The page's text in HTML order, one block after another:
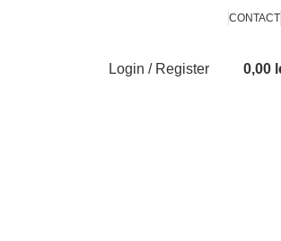
CONTACT
Login / Register 0,00